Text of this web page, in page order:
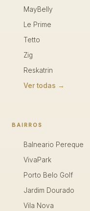
MayBelly
Le Prime
Tetto
Zig
Reskatrin
Ver todas →
BAIRROS
Balneario Pereque
VivaPark
Porto Belo Golf
Jardim Dourado
Vila Nova